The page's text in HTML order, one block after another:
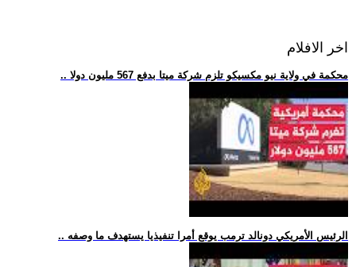
اخر الافلام
.. محكمة في ولاية نيو مكسيكو تلزم شركة ميتا بدفع 567 مليون دولا
.. الرئيس الأمريكي دونالد ترمب يوقع أمرا تنفيذيا يستهدف ما وصفه